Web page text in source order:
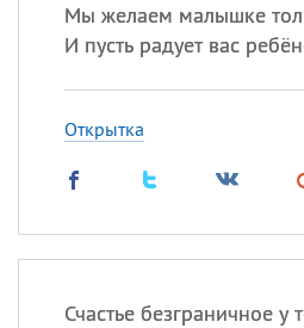
Мы желаем малышке
И пусть радует вас
Открытка
Счастье безграничное у